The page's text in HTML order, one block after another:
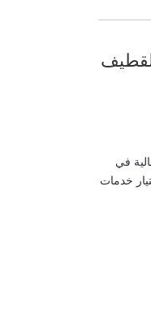
في
خدمات